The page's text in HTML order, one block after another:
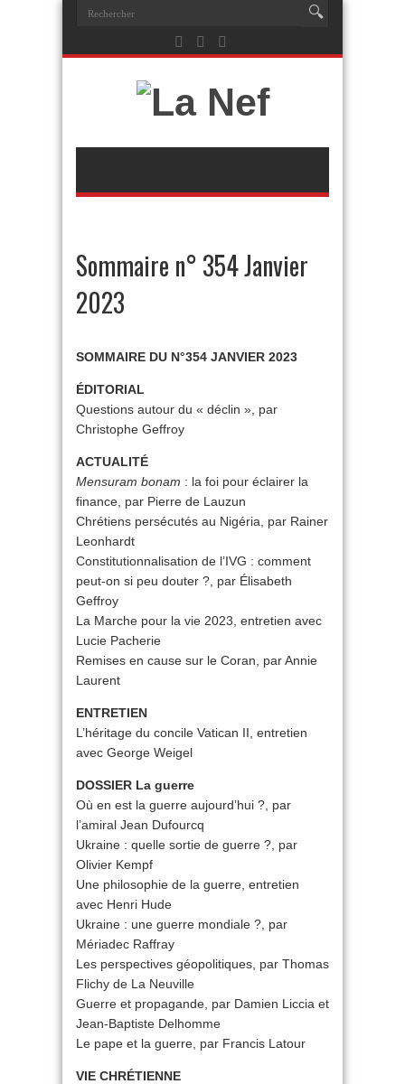
Sommaire n° 354 Janvier
2023
SOMMAIRE DU N°354 JANVIER 2023
ÉDITORIAL
Questions autour du « déclin », par
Christophe Geffroy
ACTUALITÉ
Mensuram bonam : la foi pour éclairer la
finance, par Pierre de Lauzun
Chrétiens persécutés au Nigéria, par Rainer
Leonhardt
Constitutionnalisation de l’IVG : comment
peut-on si peu douter ?, par Élisabeth
Geffroy
La Marche pour la vie 2023, entretien avec
Lucie Pacherie
Remises en cause sur le Coran, par Annie
Laurent
ENTRETIEN
L’héritage du concile Vatican II, entretien
avec George Weigel
DOSSIER La guerre
Où en est la guerre aujourd’hui ?, par
l’amiral Jean Dufourcq
Ukraine : quelle sortie de guerre ?, par
Olivier Kempf
Une philosophie de la guerre, entretien
avec Henri Hude
Ukraine : une guerre mondiale ?, par
Mériadec Raffray
Les perspectives géopolitiques, par Thomas
Flichy de La Neuville
Guerre et propagande, par Damien Liccia et
Jean-Baptiste Delhomme
Le pape et la guerre, par Francis Latour
VIE CHRÉTIENNE